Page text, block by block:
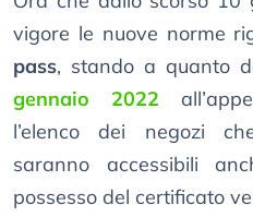
vigore le nuove norme
pass, stando a quanto
gennaio 2022
l’elenco dei negozi
saranno accessibili
possesso del certificato